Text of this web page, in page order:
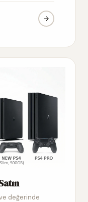
değerinde